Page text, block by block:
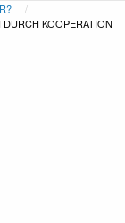
DURCH KOOPERATION